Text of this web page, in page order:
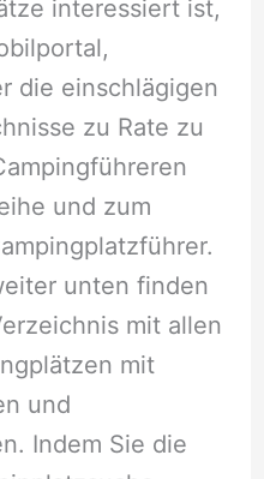
interessiert ist,
die einschlägigen
zu Rate zu
und zum
unten finden
mit allen
mit
und
Indem Sie die